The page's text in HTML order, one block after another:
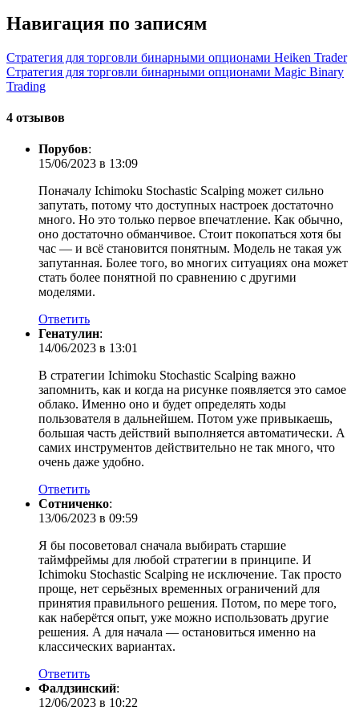
Навигация по записям
Стратегия для торговли бинарными опционами Heiken Trader
Стратегия для торговли бинарными опционами Magic Binary
Trading
4 отзывов
Порубов:
15/06/2023 в 13:09
Поначалу Ichimoku Stochastic Scalping может сильно
запутать, потому что доступных настроек достаточно
много. Но это только первое впечатление. Как обычно,
оно достаточно обманчивое. Стоит покопаться хотя бы
час — и всё становится понятным. Модель не такая уж
запутанная. Более того, во многих ситуациях она может
стать более понятной по сравнению с другими
моделями.
Ответить
Генатулин:
14/06/2023 в 13:01
В стратегии Ichimoku Stochastic Scalping важно
запомнить, как и когда на рисунке появляется это самое
облако. Именно оно и будет определять ходы
пользователя в дальнейшем. Потом уже привыкаешь,
большая часть действий выполняется автоматически. А
самих инструментов действительно не так много, что
очень даже удобно.
Ответить
Сотниченко:
13/06/2023 в 09:59
Я бы посоветовал сначала выбирать старшие
таймфреймы для любой стратегии в принципе. И
Ichimoku Stochastic Scalping не исключение. Так просто
проще, нет серьёзных временных ограничений для
принятия правильного решения. Потом, по мере того,
как наберётся опыт, уже можно использовать другие
решения. А для начала — остановиться именно на
классических вариантах.
Ответить
Фалдзинский:
12/06/2023 в 10:22